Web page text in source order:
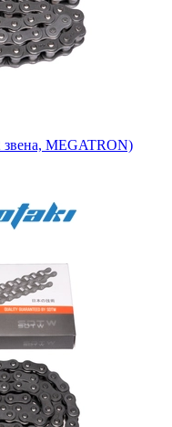
MEGATRON)